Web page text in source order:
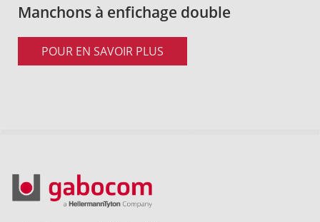
Manchons à enfichage double
POUR EN SAVOIR PLUS